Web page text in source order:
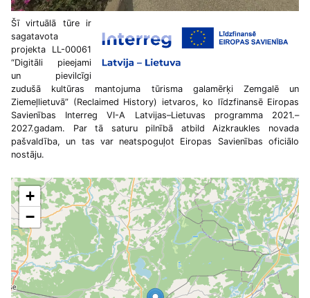
Šī virtuālā tūre ir
sagatavota
projekta LL-00061
“Digitāli pieejami
un pievilcīgi
zudušā kultūras mantojuma tūrisma galamērķi Zemgalē un
Ziemeļlietuvā” (Reclaimed History) ietvaros, ko līdzfinansē Eiropas
Savienības Interreg VI-A Latvijas–Lietuvas programma 2021.–
2027.gadam. Par tā saturu pilnībā atbild Aizkraukles novada
pašvaldība, un tas var neatspoguļot Eiropas Savienības oficiālo
nostāju.
+
−